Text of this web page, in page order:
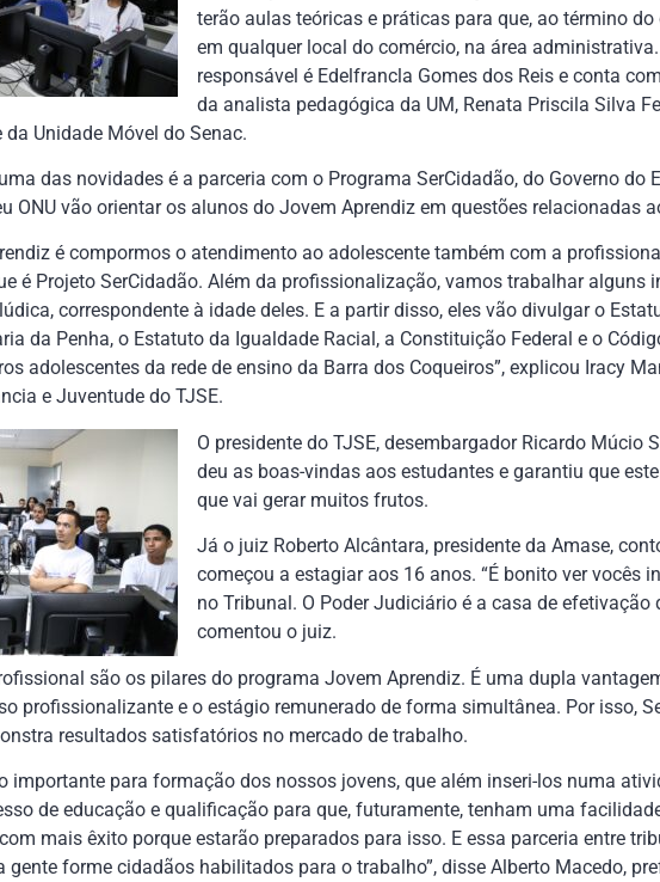
terão aulas teóricas e práticas para que, ao término
em qualquer local do comércio, na área
responsável é Edelfrancla Gomes dos Reis e conta
da analista pedagógica da UM, Renata Priscila Silva
da Unidade Móvel do Senac.
das novidades é a parceria com o Programa SerCidadão, do Governo do
ONU vão orientar os alunos do Jovem Aprendiz em questões relacionadas
é compormos o atendimento ao adolescente também com a
é Projeto SerCidadão. Além da profissionalização, vamos trabalhar alguns
correspondente à idade deles. E a partir disso, eles vão divulgar o
da Penha, o Estatuto da Igualdade Racial, a Constituição Federal e o
adolescentes da rede de ensino da Barra dos Coqueiros”, explicou Iracy
e Juventude do TJSE.
O presidente do TJSE, desembargador Ricardo Múcio
deu as boas-vindas aos estudantes e garantiu que
que vai gerar muitos frutos.
Já o juiz Roberto Alcântara, presidente da Amase,
começou a estagiar aos 16 anos. “É bonito ver vocês
no Tribunal. O Poder Judiciário é a casa de efetivação
comentou o juiz.
são os pilares do programa Jovem Aprendiz. É uma dupla
profissionalizante e o estágio remunerado de forma simultânea. Por isso,
resultados satisfatórios no mercado de trabalho.
importante para formação dos nossos jovens, que além inseri-los numa
de educação e qualificação para que, futuramente, tenham uma
mais êxito porque estarão preparados para isso. E essa parceria entre
gente forme cidadãos habilitados para o trabalho”, disse Alberto Macedo,